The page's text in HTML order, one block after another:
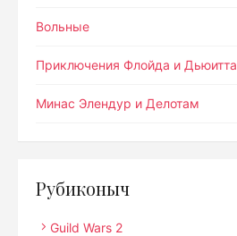
Вольные
Приключения Флойда и Дьюитта
Минас Элендур и Делотам
Рубиконыч
Guild Wars 2